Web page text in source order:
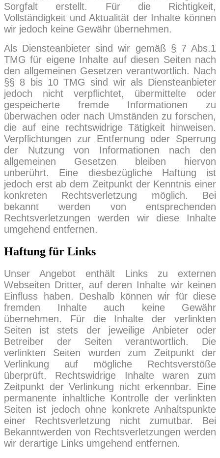
Sorgfalt erstellt. Für die Richtigkeit,
Vollständigkeit und Aktualität der Inhalte können
wir jedoch keine Gewähr übernehmen.
Als Diensteanbieter sind wir gemäß § 7 Abs.1
TMG für eigene Inhalte auf diesen Seiten nach
den allgemeinen Gesetzen verantwortlich. Nach
§§ 8 bis 10 TMG sind wir als Diensteanbieter
jedoch nicht verpflichtet, übermittelte oder
gespeicherte fremde Informationen zu
überwachen oder nach Umständen zu forschen,
die auf eine rechtswidrige Tätigkeit hinweisen.
Verpflichtungen zur Entfernung oder Sperrung
der Nutzung von Informationen nach den
allgemeinen Gesetzen bleiben hiervon
unberührt. Eine diesbezügliche Haftung ist
jedoch erst ab dem Zeitpunkt der Kenntnis einer
konkreten Rechtsverletzung möglich. Bei
bekannt werden von entsprechenden
Rechtsverletzungen werden wir diese Inhalte
umgehend entfernen.
Haftung für Links
Unser Angebot enthält Links zu externen
Webseiten Dritter, auf deren Inhalte wir keinen
Einfluss haben. Deshalb können wir für diese
fremden Inhalte auch keine Gewähr
übernehmen. Für die Inhalte der verlinkten
Seiten ist stets der jeweilige Anbieter oder
Betreiber der Seiten verantwortlich. Die
verlinkten Seiten wurden zum Zeitpunkt der
Verlinkung auf mögliche Rechtsverstöße
überprüft. Rechtswidrige Inhalte waren zum
Zeitpunkt der Verlinkung nicht erkennbar. Eine
permanente inhaltliche Kontrolle der verlinkten
Seiten ist jedoch ohne konkrete Anhaltspunkte
einer Rechtsverletzung nicht zumutbar. Bei
Bekanntwerden von Rechtsverletzungen werden
wir derartige Links umgehend entfernen.